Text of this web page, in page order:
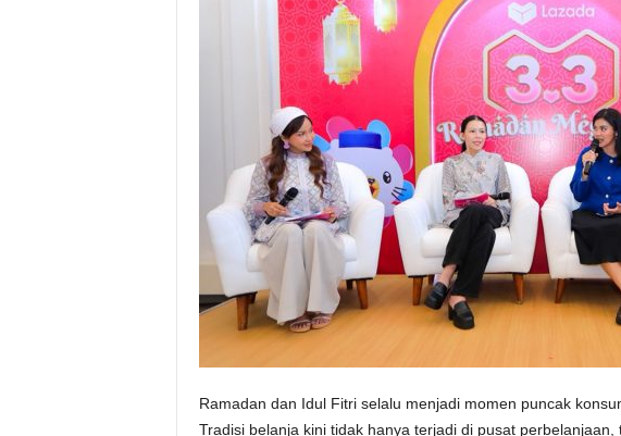
Ramadan dan Idul Fitri selalu menjadi momen puncak
Tradisi belanja kini tidak hanya terjadi di pusat